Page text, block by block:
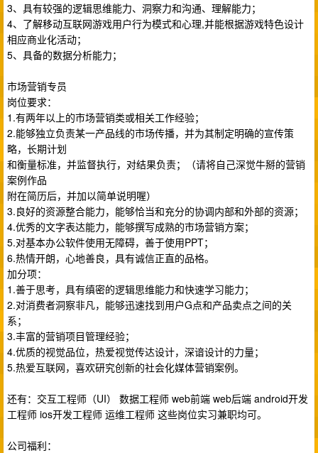
3、具有较强的逻辑思维能力、洞察力和沟通、理解能力；
4、了解移动互联网游戏用户行为模式和心理,并能根据游戏特色设计
相应商业化活动；
5、具备的数据分析能力；
市场营销专员
岗位要求：
1.有两年以上的市场营销类或相关工作经验；
2.能够独立负责某一产品线的市场传播，并为其制定明确的宣传策
略，长期计划
和衡量标准，并监督执行，对结果负责；（请将自己深觉牛掰的营销
案例作品
附在简历后，并加以简单说明喔）
3.良好的资源整合能力，能够恰当和充分的协调内部和外部的资源；
4.优秀的文字表达能力，能够撰写成熟的市场营销方案；
5.对基本办公软件使用无障碍，善于使用PPT；
6.热情开朗，心地善良，具有诚信正直的品格。
加分项：
1.善于思考，具有缜密的逻辑思维能力和快速学习能力；
2.对消费者洞察非凡，能够迅速找到用户G点和产品卖点之间的关
系；
3.丰富的营销项目管理经验；
4.优质的视觉品位，热爱视觉传达设计，深谙设计的力量；
5.热爱互联网，喜欢研究创新的社会化媒体营销案例。
还有：交互工程师（UI） 数据工程师 web前端 web后端 android开发
工程师 ios开发工程师 运维工程师 这些岗位实习兼职均可。
公司福利：